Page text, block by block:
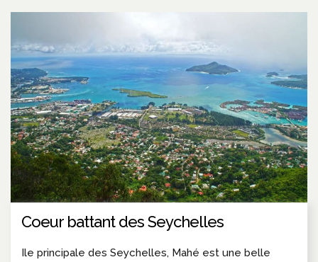
Coeur battant des Seychelles
Ile principale des Seychelles, Mahé est une belle